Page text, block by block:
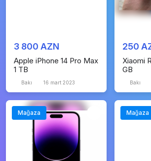
3 800 AZN
Apple iPhone 14 Pro Max
1 TB
Bakı 16 mart 2023
250
Xiaomi
GB
Bakı
Mağaza Mağaza